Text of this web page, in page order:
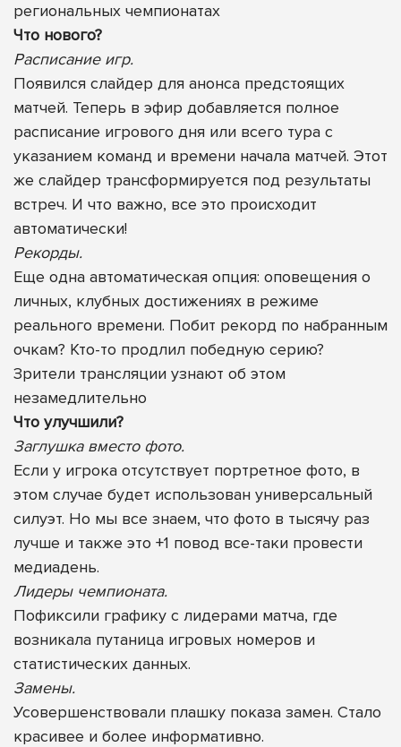
региональных чемпионатах
Что нового?
Расписание игр.
Появился слайдер для анонса предстоящих
матчей. Теперь в эфир добавляется полное
расписание игрового дня или всего тура с
указанием команд и времени начала матчей. Этот
же слайдер трансформируется под результаты
встреч. И что важно, все это происходит
автоматически!
Рекорды.
Еще одна автоматическая опция: оповещения о
личных, клубных достижениях в режиме
реального времени. Побит рекорд по набранным
очкам? Кто-то продлил победную серию?
Зрители трансляции узнают об этом
незамедлительно
Что улучшили?
Заглушка вместо фото.
Если у игрока отсутствует портретное фото, в
этом случае будет использован универсальный
силуэт. Но мы все знаем, что фото в тысячу раз
лучше и также это +1 повод все-таки провести
медиадень.
Лидеры чемпионата.
Пофиксили графику с лидерами матча, где
возникала путаница игровых номеров и
статистических данных.
Замены.
Усовершенствовали плашку показа замен. Стало
красивее и более информативно.